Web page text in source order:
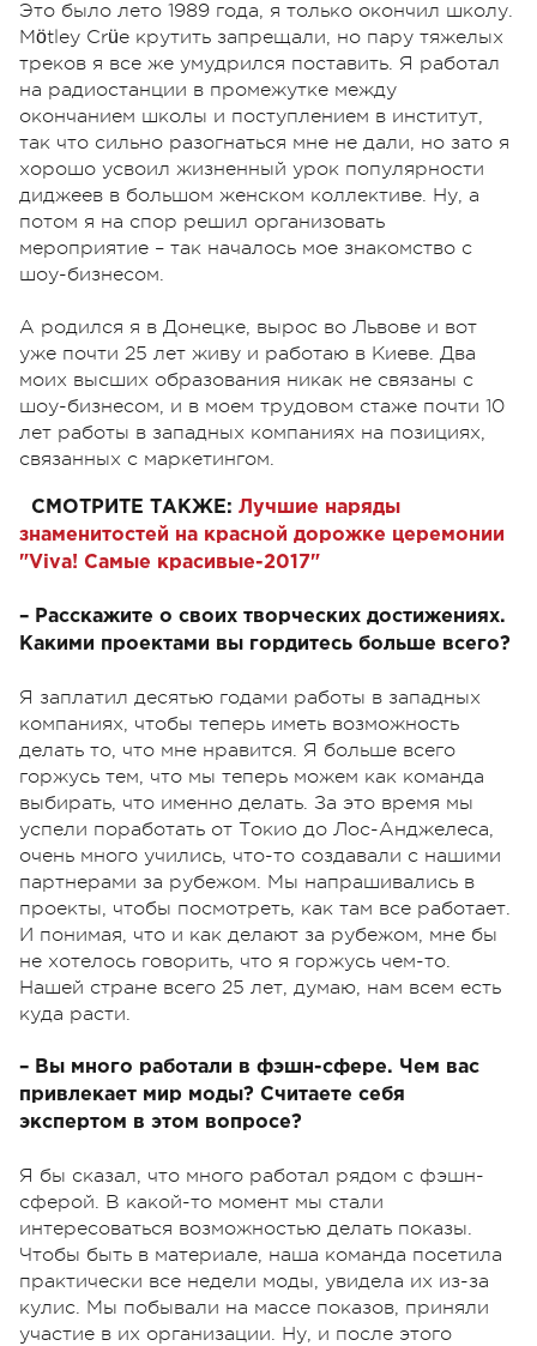
Это было лето 1989 года, я только окончил школу.
Mötley Crüe крутить запрещали, но пару тяжелых
треков я все же умудрился поставить. Я работал
на радиостанции в промежутке между
окончанием школы и поступлением в институт,
так что сильно разогнаться мне не дали, но зато я
хорошо усвоил жизненный урок популярности
диджеев в большом женском коллективе. Ну, а
потом я на спор решил организовать
мероприятие – так началось мое знакомство с
шоу-бизнесом.
А родился я в Донецке, вырос во Львове и вот
уже почти 25 лет живу и работаю в Киеве. Два
моих высших образования никак не связаны с
шоу-бизнесом, и в моем трудовом стаже почти 10
лет работы в западных компаниях на позициях,
связанных с маркетингом.
СМОТРИТЕ ТАКЖЕ: Лучшие наряды
знаменитостей на красной дорожке церемонии
"Viva! Самые красивые-2017"
– Расскажите о своих творческих достижениях.
Какими проектами вы гордитесь больше всего?
Я заплатил десятью годами работы в западных
компаниях, чтобы теперь иметь возможность
делать то, что мне нравится. Я больше всего
горжусь тем, что мы теперь можем как команда
выбирать, что именно делать. За это время мы
успели поработать от Токио до Лос-Анджелеса,
очень много учились, что-то создавали с нашими
партнерами за рубежом. Мы напрашивались в
проекты, чтобы посмотреть, как там все работает.
И понимая, что и как делают за рубежом, мне бы
не хотелось говорить, что я горжусь чем-то.
Нашей стране всего 25 лет, думаю, нам всем есть
куда расти.
– Вы много работали в фэшн-сфере. Чем вас
привлекает мир моды? Считаете себя
экспертом в этом вопросе?
Я бы сказал, что много работал рядом с фэшн-
сферой. В какой-то момент мы стали
интересоваться возможностью делать показы.
Чтобы быть в материале, наша команда посетила
практически все недели моды, увидела их из-за
кулис. Мы побывали на массе показов, приняли
участие в их организации. Ну, и после этого